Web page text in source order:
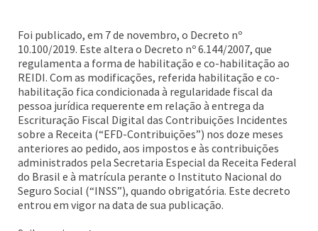
Foi publicado, em 7 de novembro, o Decreto nº
10.100/2019. Este altera o Decreto nº 6.144/2007, que
regulamenta a forma de habilitação e co-habilitação ao
REIDI. Com as modificações, referida habilitação e co-
habilitação fica condicionada à regularidade fiscal da
pessoa jurídica requerente em relação à entrega da
Escrituração Fiscal Digital das Contribuições Incidentes
sobre a Receita (“EFD-Contribuições”) nos doze meses
anteriores ao pedido, aos impostos e às contribuições
administrados pela Secretaria Especial da Receita Federal
do Brasil e à matrícula perante o Instituto Nacional do
Seguro Social (“INSS”), quando obrigatória. Este decreto
entrou em vigor na data de sua publicação.